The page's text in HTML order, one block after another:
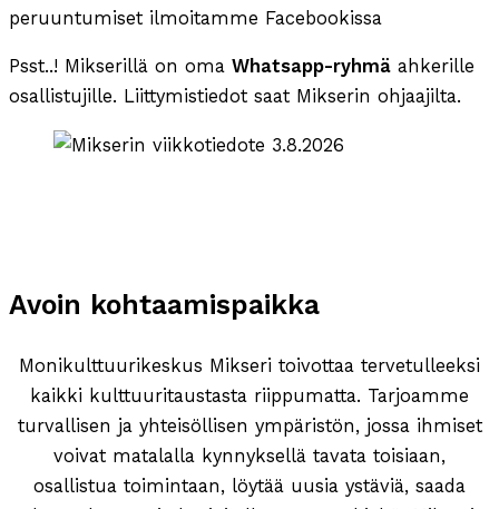
peruuntumiset ilmoitamme Facebookissa
Psst..! Mikserillä on oma Whatsapp-ryhmä ahkerille
osallistujille. Liittymistiedot saat Mikserin ohjaajilta.
Avoin kohtaamispaikka
Monikulttuurikeskus Mikseri toivottaa tervetulleeksi
kaikki kulttuuritaustasta riippumatta. Tarjoamme
turvallisen ja yhteisöllisen ympäristön, jossa ihmiset
voivat matalalla kynnyksellä tavata toisiaan,
osallistua toimintaan, löytää uusia ystäviä, saada